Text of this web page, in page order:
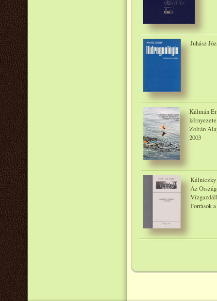
Juhász
Kálmán
Zoltán
2003
Kálniczky
Az
Források